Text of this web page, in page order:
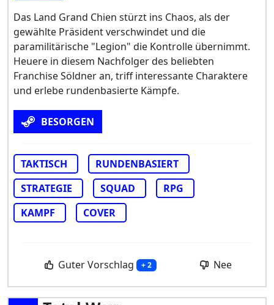
Das Land Grand Chien stürzt ins Chaos, als der
gewählte Präsident verschwindet und die
paramilitärische "Legion" die Kontrolle übernimmt.
Heuere in diesem Nachfolger des beliebten
Franchise Söldner an, triff interessante Charaktere
und erlebe rundenbasierte Kämpfe.
BESORGEN
TAKTISCH
RUNDENBASIERT
STRATEGIE
SQUAD
RPG
KAMPF
COVER
Guter Vorschlag + 2 Nee